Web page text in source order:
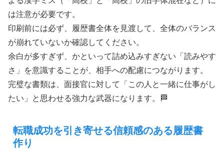
は注意が必要です。
印刷前には必ず、履歴書全体を見渡して、全体のバランス
が崩れていないか確認してください。
余白が多すぎず、かといって詰め込みすぎない「読みやす
さ」を意識することが、相手への配慮につながります。
完璧な書類は、面接官に対して「この人と一緒に仕事がし
たい」と思わせる強力な武器になります。🏁
転職成功を引き寄せる信頼感のある履歴書
作り